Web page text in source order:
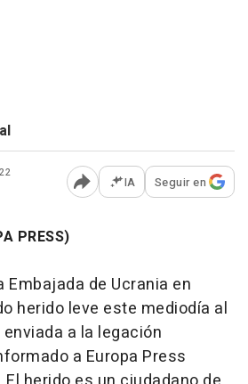
Abrir opciones para
IA Seguir en
PRESS)
Embajada de Ucrania en
herido leve este mediodía al
a la legación
a Europa Press